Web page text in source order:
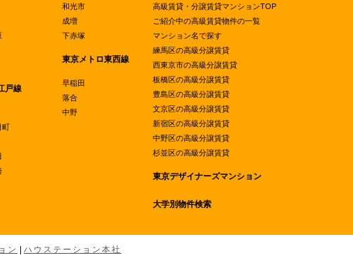
戸線
町
和光市
成増
下赤塚
東京メトロ東西線
早稲田
落合
中野
高級賃貸・分譲賃貸マンションTOP
ご紹介中の高級賃貸物件の一覧
マンション名で探す
練馬区の高級分譲賃貸
西東京市の高級分譲賃貸
板橋区の高級分譲賃貸
豊島区の高級分譲賃貸
文京区の高級分譲賃貸
新宿区の高級分譲賃貸
中野区の高級分譲賃貸
杉並区の高級分譲賃貸
東京デザイナーズマンション
大学別物件検索
ン ハウステーション本社